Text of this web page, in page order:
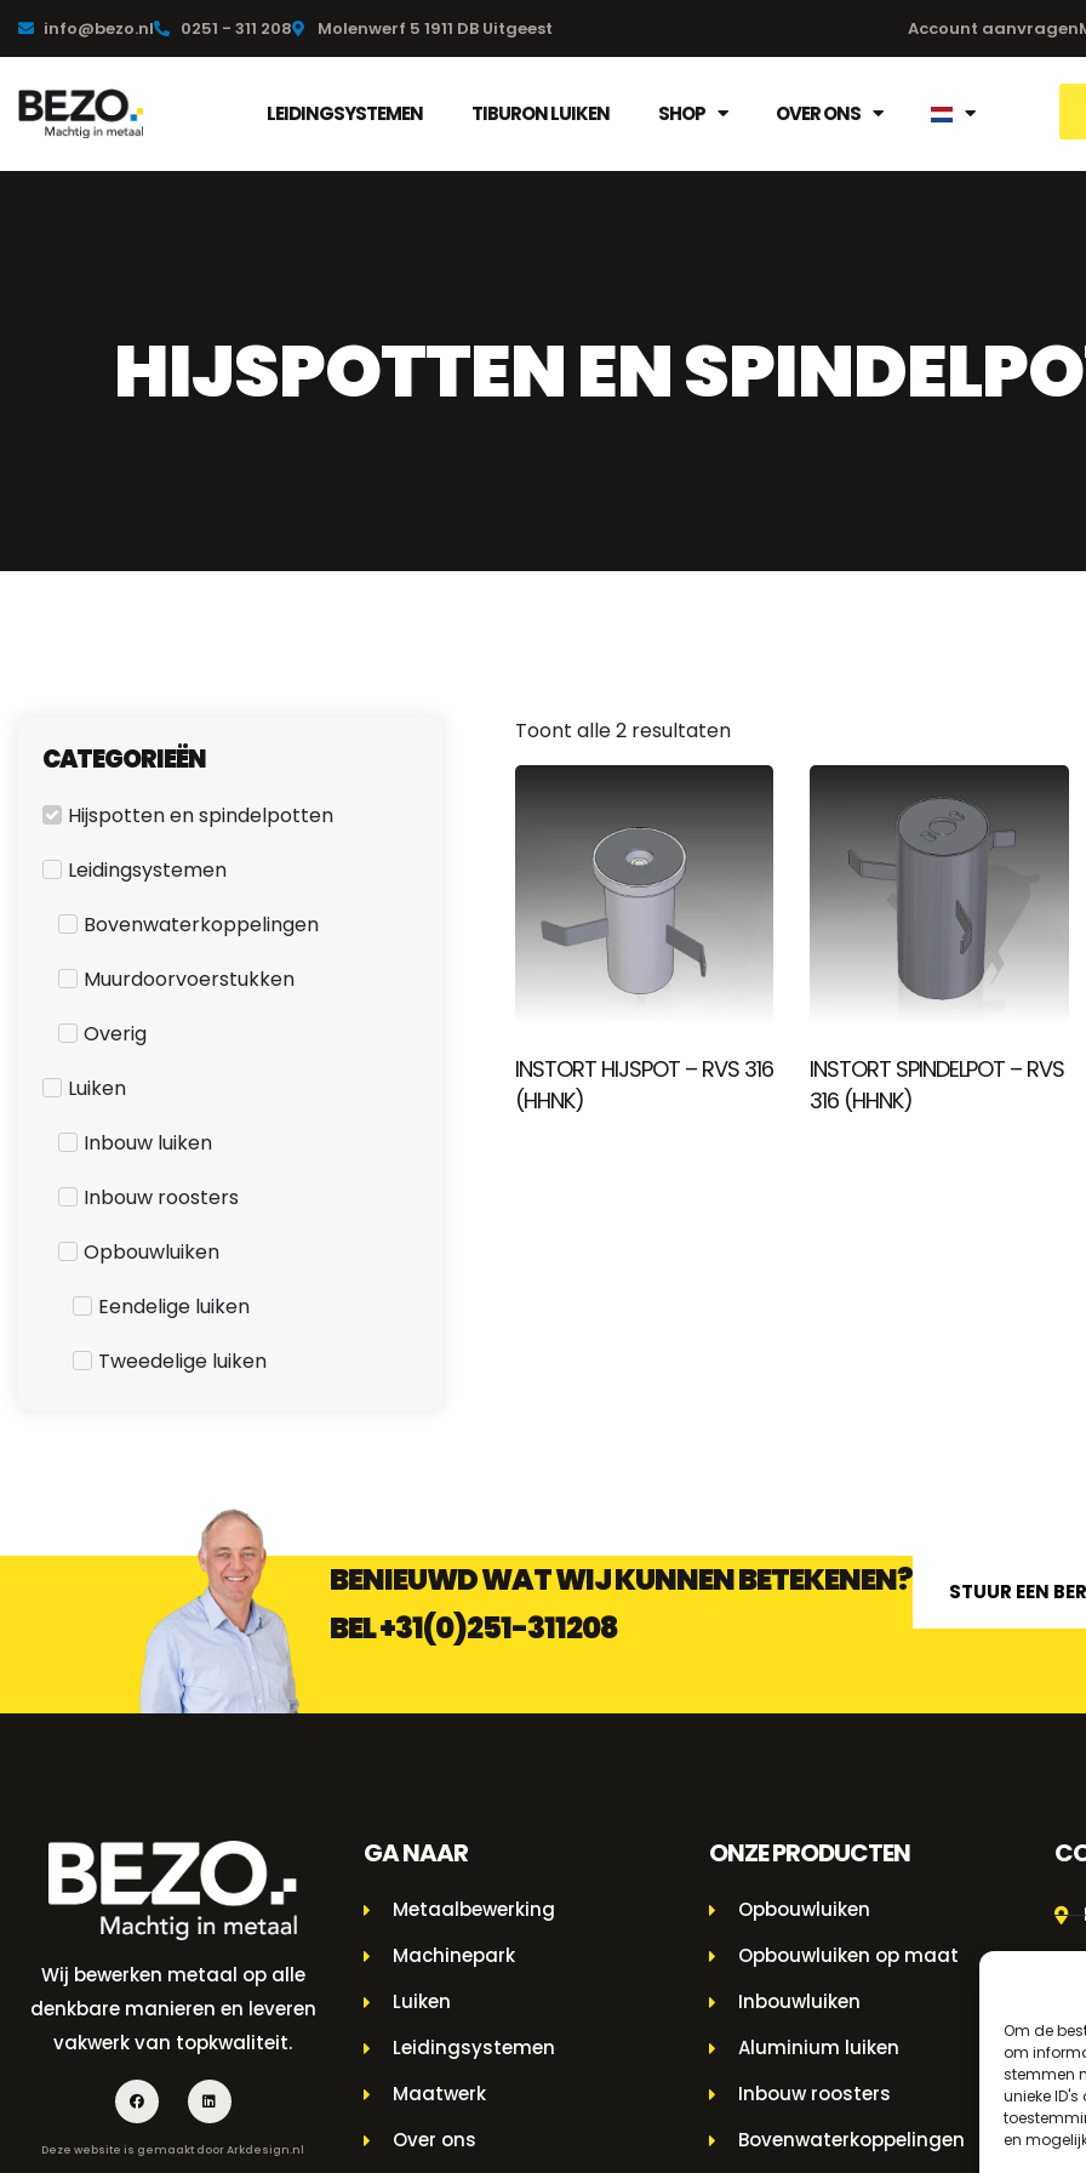
Om de
om
stemmen
unieke
en
info@bezo.nl 0251 - 311 208 Molenwerf 5 1911 DB Uitgeest Account aanvragen
LEIDINGSYSTEMEN TIBURON LUIKEN SHOP OVER ONS
HIJSPOTTEN EN
CATEGORIEËN
Hijspotten en spindelpotten
Leidingsystemen
Bovenwaterkoppelingen
Muurdoorvoerstukken
Overig
Luiken
Inbouw luiken
Inbouw roosters
Opbouwluiken
Eendelige luiken
Tweedelige luiken
Toont alle 2 resultaten
INSTORT HIJSPOT – RVS 316
(HHNK)
INSTORT SPINDELPOT – RVS
316 (HHNK)
BENIEUWD WAT WIJ KUNNEN BETEKENEN?
BEL+31(0)251-311208
STUUR EEN
Wij bewerken metaal op alle
denkbare manieren en leveren
vakwerk van topkwaliteit.
Deze website is gemaakt doorArkdesign.nl
GA NAAR
Metaalbewerking
Machinepark
Luiken
Leidingsystemen
Maatwerk
Over ons
ONZE PRODUCTEN
Opbouwluiken
Opbouwluiken op maat
Inbouwluiken
Aluminium luiken
Inbouw roosters
Bovenwaterkoppelingen